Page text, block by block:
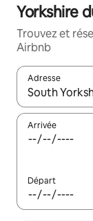
Yorkshire
Trouvez et
Airbnb
Adresse
Lorsque les
Arrivée
Départ